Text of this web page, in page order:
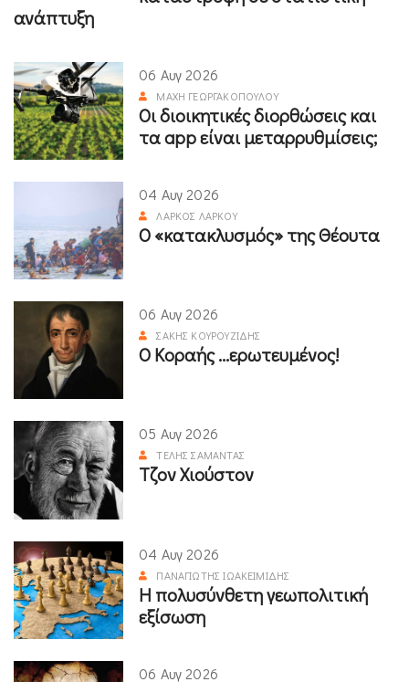
ανάπτυξη
06 Αυγ 2026
ΜΆΧΗ ΓΕΩΡΓΑΚΟΠΟΎΛΟΥ
Οι διοικητικές διορθώσεις και
τα app είναι μεταρρυθμίσεις;
04 Αυγ 2026
ΛΆΡΚΟΣ ΛΆΡΚΟΥ
Ο «κατακλυσμός» της Θέουτα
06 Αυγ 2026
ΣΆΚΗΣ ΚΟΥΡΟΥΖΊΔΗΣ
Ο Κοραής ...ερωτευμένος!
05 Αυγ 2026
ΤΈΛΗΣ ΣΑΜΑΝΤΆΣ
Τζον Χιούστον
04 Αυγ 2026
ΠΑΝΑΓΙΏΤΗΣ ΙΩΑΚΕΙΜΊΔΗΣ
Η πολυσύνθετη γεωπολιτική
εξίσωση
06 Αυγ 2026